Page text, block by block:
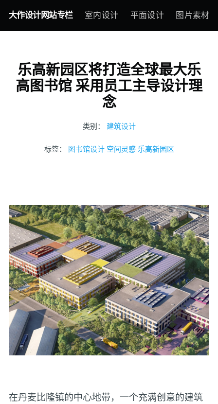
大作设计网站专栏 室内设计 平面设计 图片素材
乐高新园区将打造全球最大乐
高图书馆 采用员工主导设计理
念
类别： 建筑设计
标签： 图书馆设计 空间灵感 乐高新园区
在丹麦比隆镇的中心地带，一个充满创意的建筑